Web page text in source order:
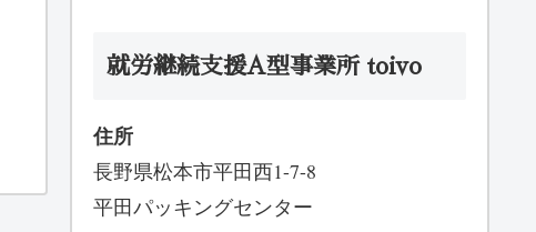
就労継続支援A型事業所 toivo
住所
長野県松本市平田西1-7-8
平田パッキングセンター